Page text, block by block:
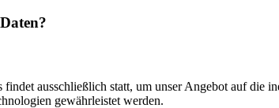
ausschließlich statt, um unser Angebot auf die
gewährleistet werden.